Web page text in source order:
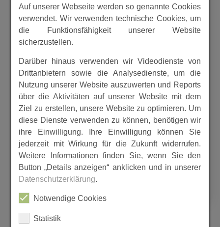
Durch eine Grenzbeschreibung von
1612 wurde die damalige
Gemeindegrenze von Elfershausen
festgelegt. Dies entspricht im
wesentlichen noch der heutigen
Gemarkungsgrenze, die im Ausschnitt
einer topogra
MEHR
Auf unserer Webseite werden so genannte Cookies
verwendet. Wir verwenden technische Cookies, um
die Funktionsfähigkeit unserer Website
sicherzustellen.
Darüber hinaus verwenden wir Videodienste von
Drittanbietern sowie die Analysedienste, um die
Nutzung unserer Website auszuwerten und Reports
über die Aktivitäten auf unserer Website mit dem
Ziel zu erstellen, unsere Website zu optimieren. Um
diese Dienste verwenden zu können, benötigen wir
ihre Einwilligung. Ihre Einwilligung können Sie
jederzeit mit Wirkung für die Zukunft widerrufen.
Weitere Informationen finden Sie, wenn Sie den
Button „Details anzeigen“ anklicken und in unserer
Datenschutzerklärung.
Notwendige Cookies
Statistik